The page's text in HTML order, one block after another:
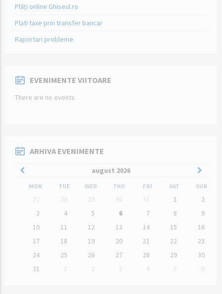
Plăți online Ghiseul.ro
Plati taxe prin transfer bancar
Raportari probleme
EVENIMENTE VIITOARE
There are no events
ARHIVA EVENIMENTE
august 2026
Month
Month
MON TUE WED THU FRI SAT SUN
calendar
27 28 29 30 31 1
2
3
4 5 6 7 8
9
10
11 12 13 14 15
16
17
18 19 20 21 22
23
24
25 26 27 28 29
30
31
1 2 3 4 5
6